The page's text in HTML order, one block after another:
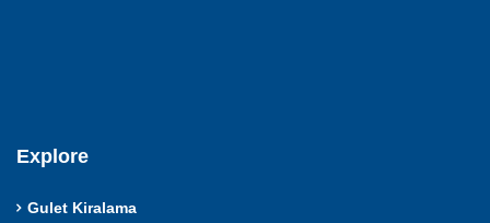
Explore
Gulet Kiralama